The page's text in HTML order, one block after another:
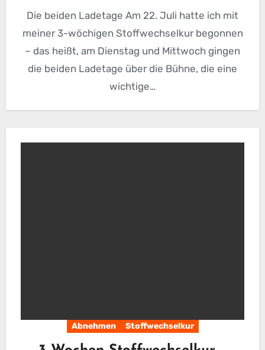
Die beiden Ladetage Am 22. Juli hatte ich mit
meiner 3-wöchigen Stoffwechselkur begonnen
– das heißt, am Dienstag und Mittwoch gingen
die beiden Ladetage über die Bühne, die eine
wichtige…
Abnehmen Stoffwechselkur